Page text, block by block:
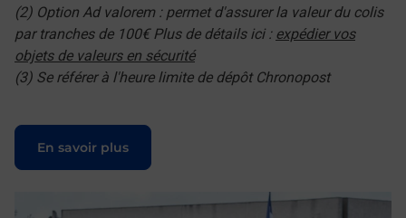
(2) Option Ad valorem : permet d'assurer la valeur du colis
par tranches de 100€ Plus de détails ici : expédier vos
objets de valeurs en sécurité
(3) Se référer à l'heure limite de dépôt Chronopost
En savoir plus
Le lien s'ouvre dans un nouvel onglet